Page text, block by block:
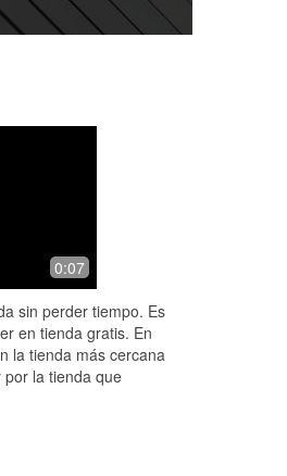
0:07
sin perder tiempo. Es
en tienda gratis. En
la tienda más cercana
la tienda que